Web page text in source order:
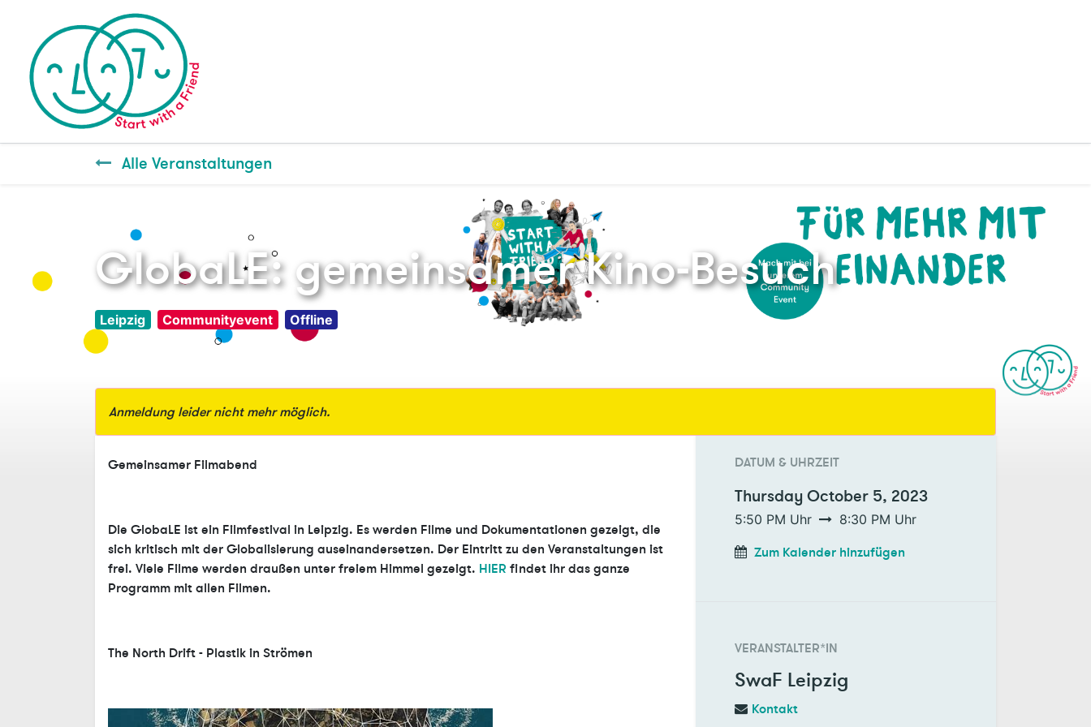
Alle Veranstaltungen
GlobaLE: gemeinsamer Kino-Besuch
Leipzig Communityevent Offline
Anmeldung leider nicht mehr möglich.
Gemeinsamer Filmabend
Die GlobaLE ist ein Filmfestival in Leipzig. Es werden Filme und Dokumentationen gezeigt, die
sich kritisch mit der Globalisierung auseinandersetzen. Der Eintritt zu den Veranstaltungen ist
frei. Viele Filme werden draußen unter freiem Himmel gezeigt. HIER findet ihr das ganze
Programm mit allen Filmen.
The North Drift - Plastik in Strömen
DATUM & UHRZEIT
ThursdayOctober 5, 2023
5:50 PM Uhr 8:30 PM Uhr
Zum Kalender hinzufügen
VERANSTALTER*IN
SwaF Leipzig
Kontakt